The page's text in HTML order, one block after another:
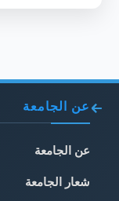
عن الجامعة
عن الجامعة
شعار الجامعة